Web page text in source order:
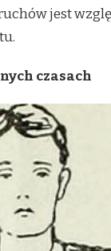
jest
czasach